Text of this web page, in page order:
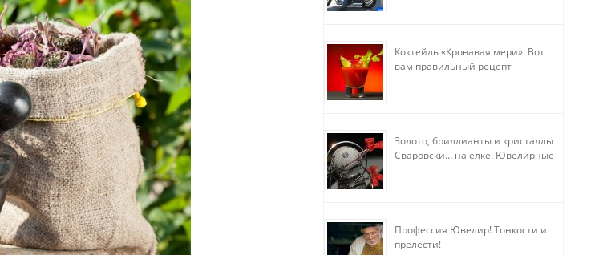
Коктейль «Кровавая мери». Вот
вам правильный рецепт
Золото, бриллианты и кристаллы
Сваровски… на елке. Ювелирные
Профессия Ювелир! Тонкости и
прелести!